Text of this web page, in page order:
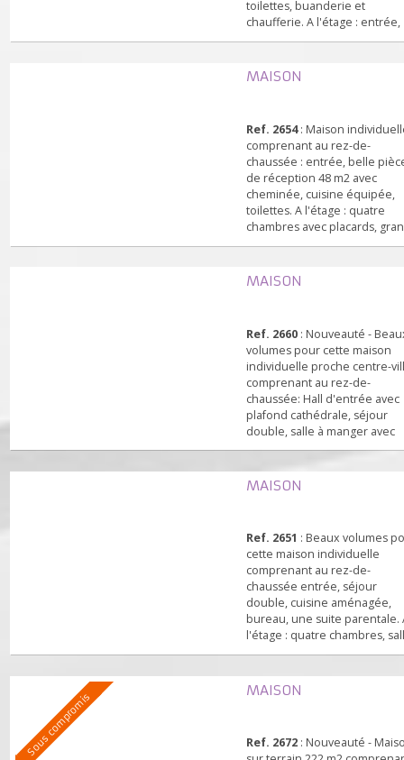
comprenant en rez-de-
entrée, cuisine équipée,
deux chambres, salle
chaufferie. A l'étage :
trois chambres, salle
toilettes. Au 2ème niveau
chambre, bureau, salle
Beaux volumes, pouvant
convenir à deux famille...
MAISON
Ref. 2654: Maison
comprenant au rez-de-
chaussée : entrée, belle
de réception 48 m2 avec
toilettes. A l'étage : quatre
double. Terrain 500 m2
clos avec terrasse. Très
état.
MAISON
Ref. 2660: Nouveauté -
volumes pour cette
individuelle proche
comprenant au rez-de-
chaussée: Hall d'entrée
plafond cathédrale,
une suite parentale,
l'étage : mezzanine, trois
chambres, bureau, salle
bains, toilettes. S/sol total
en garage double, cave,
buanderie, chaufferie.
MAISON
Ref. 2651: Beaux
cette maison individuelle
comprenant au rez-de-
double, cuisine
de bains. Au 2ème niveau
appartement comprenant